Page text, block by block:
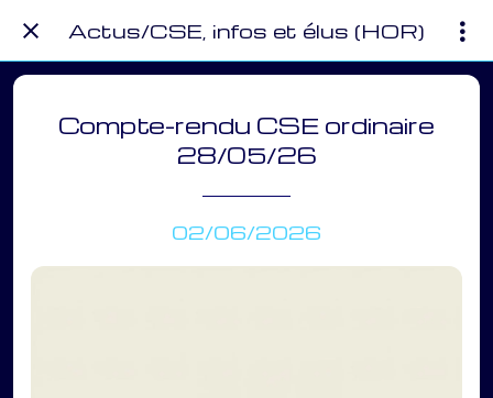
Actus/CSE, infos et élus (HOR)
Compte-rendu CSE ordinaire
28/05/26
02/06/2026